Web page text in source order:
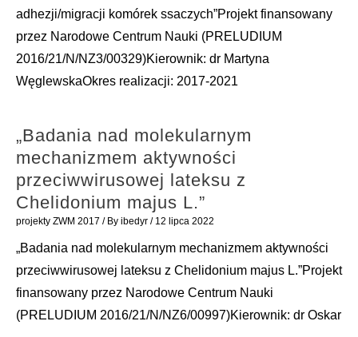
adhezji/migracji komórek ssaczych”Projekt finansowany
przez Narodowe Centrum Nauki (PRELUDIUM
2016/21/N/NZ3/00329)Kierownik: dr Martyna
WęglewskaOkres realizacji: 2017-2021
„Badania nad molekularnym
mechanizmem aktywności
przeciwwirusowej lateksu z
Chelidonium majus L.”
projekty ZWM 2017 / By ibedyr / 12 lipca 2022
„Badania nad molekularnym mechanizmem aktywności
przeciwwirusowej lateksu z Chelidonium majus L.”Projekt
finansowany przez Narodowe Centrum Nauki
(PRELUDIUM 2016/21/N/NZ6/00997)Kierownik: dr Oskar